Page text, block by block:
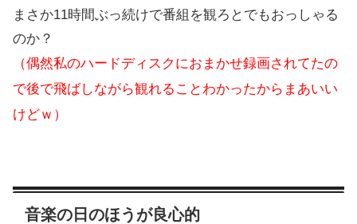
まさか11時間ぶっ続けで番組を観ろとでもおっしゃる
のか？
（偶然私のハードディスクにおまかせ録画されてたの
で後で飛ばしながら観れることわかったからまあいい
けどｗ）
音楽の日のほうが良心的